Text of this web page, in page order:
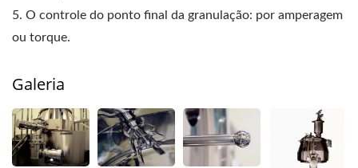
5. O controle do ponto final da granulação: por amperagem
ou torque.
Galeria